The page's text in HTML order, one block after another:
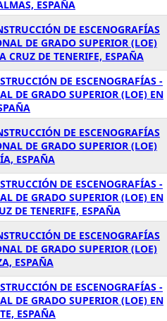
ESPAÑA
DE ESCENOGRAFÍAS
DE GRADO SUPERIOR (LOE)
CRUZ DE TENERIFE, ESPAÑA
DE ESCENOGRAFÍAS -
DE GRADO SUPERIOR (LOE) EN
DE ESCENOGRAFÍAS
DE GRADO SUPERIOR (LOE)
ESPAÑA
DE ESCENOGRAFÍAS -
DE GRADO SUPERIOR (LOE) EN
DE TENERIFE, ESPAÑA
DE ESCENOGRAFÍAS
DE GRADO SUPERIOR (LOE)
ESPAÑA
DE ESCENOGRAFÍAS -
DE GRADO SUPERIOR (LOE) EN
ESPAÑA